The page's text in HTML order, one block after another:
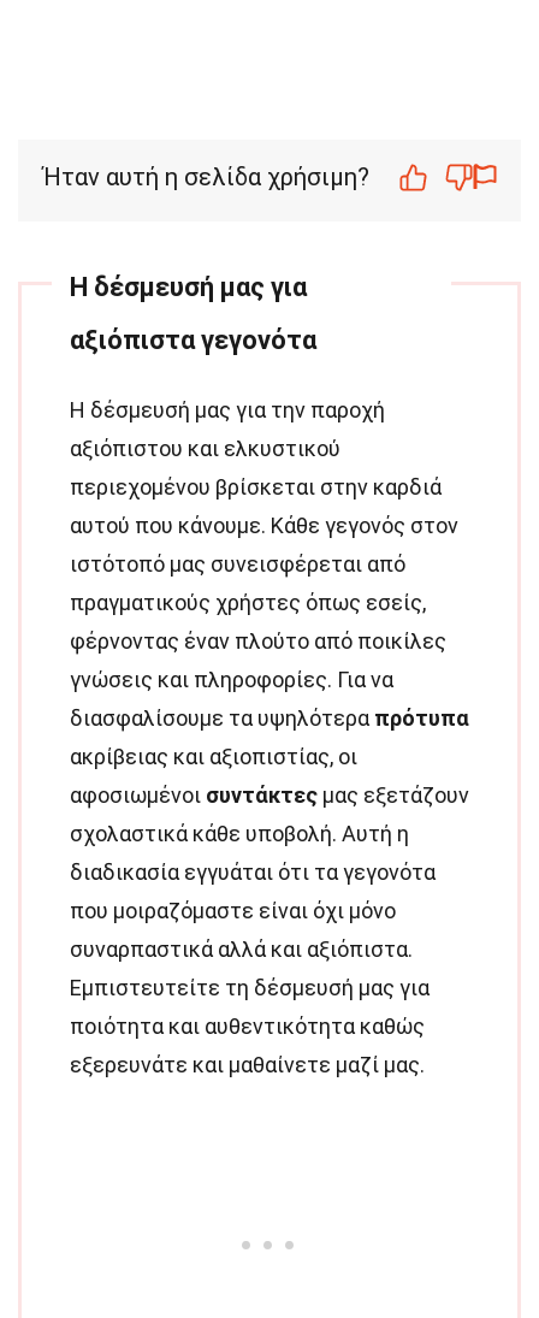
Ήταν αυτή η σελίδα χρήσιμη?
Η δέσμευσή μας για
αξιόπιστα γεγονότα
Η δέσμευσή μας για την παροχή
αξιόπιστου και ελκυστικού
περιεχομένου βρίσκεται στην καρδιά
αυτού που κάνουμε. Κάθε γεγονός στον
ιστότοπό μας συνεισφέρεται από
πραγματικούς χρήστες όπως εσείς,
φέρνοντας έναν πλούτο από ποικίλες
γνώσεις και πληροφορίες. Για να
διασφαλίσουμε τα υψηλότερα πρότυπα
ακρίβειας και αξιοπιστίας, οι
αφοσιωμένοι συντάκτες μας εξετάζουν
σχολαστικά κάθε υποβολή. Αυτή η
διαδικασία εγγυάται ότι τα γεγονότα
που μοιραζόμαστε είναι όχι μόνο
συναρπαστικά αλλά και αξιόπιστα.
Εμπιστευτείτε τη δέσμευσή μας για
ποιότητα και αυθεντικότητα καθώς
εξερευνάτε και μαθαίνετε μαζί μας.